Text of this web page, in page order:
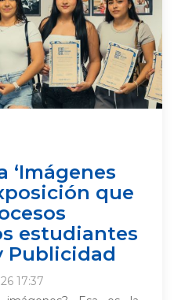
‘Imágenes
que
estudiantes
Publicidad
17:37